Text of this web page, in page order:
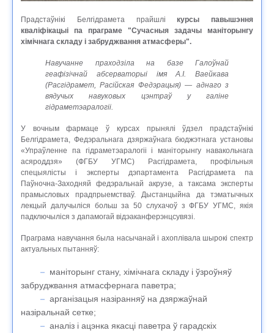
Прадстаўнікі Белгідрамета прайшлікурсы павышэння
кваліфікацыі па праграме "Сучасныя задачы маніторынгу
хімічнага складу і забруджвання атмасферы".
Навучанне праходзіла на базе Галоўнай
геафізічнай абсерваторыі імя А.І. Ваейкава
(Расгідрамет, Расійская Федэрацыя) — аднаго з
вядучых навуковых цэнтраў у галіне
гідраметэаралогіі.
У вочным фармаце ў курсах прынялі ўдзел прадстаўнікі
Белгідрамета, Федэральнага дзяржаўнага бюджэтнага установы
«Упраўленне па гідраметэаралогіі і маніторынгу навакольнага
асяроддзя» (ФГБУ УГМС) Расгідрамета, профільныя
спецыялісты і эксперты дэпартамента Расгідрамета па
Паўночна-Заходняй федэральнай акрузе, а таксама эксперты
прамысловых прадпрыемстваў. Дыстанцыйна да тэматычных
лекцый далучыліся больш за 50 слухачоў з ФГБУ УГМС, якія
падключыліся з дапамогай відэаканферэнцсувязі.
Праграма навучання была насычанай і ахоплівала шырокі спектр
актуальных пытанняў:
маніторынг стану, хімічнага складу і ўзроўняў
забруджвання атмасфернага паветра;
арганізацыя назіранняў на дзяржаўнай
назіральнай сетке;
аналіз і ацэнка якасці паветра ў гарадскіх